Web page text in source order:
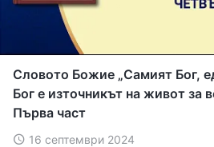
Словото Божие „Самият Бог,
Бог е източникът на живот за
Първа част
16 септември 2024